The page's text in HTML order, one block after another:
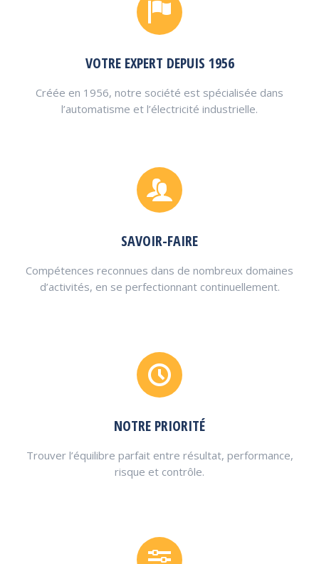
VOTRE EXPERT DEPUIS 1956
Créée en 1956, notre société est spécialisée dans
l’automatisme et l’électricité industrielle.
SAVOIR-FAIRE
Compétences reconnues dans de nombreux domaines
d’activités, en se perfectionnant continuellement.
NOTRE PRIORITÉ
Trouver l’équilibre parfait entre résultat, performance,
risque et contrôle.